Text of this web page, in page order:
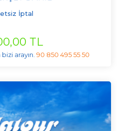
İptal
TL
arayın. 90 850 495 55 50